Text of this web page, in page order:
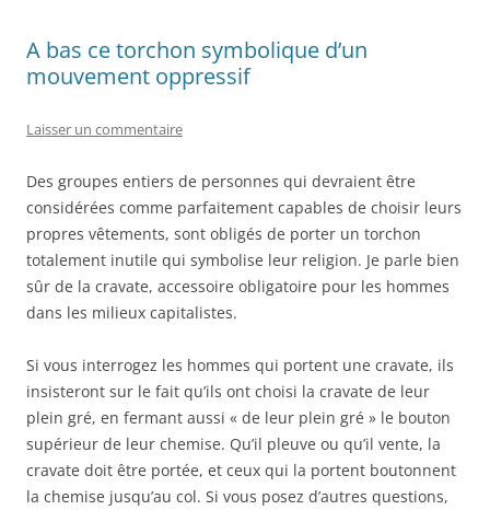
A bas ce torchon symbolique d’un
mouvement oppressif
Laisser un commentaire
Des groupes entiers de personnes qui devraient être
considérées comme parfaitement capables de choisir leurs
propres vêtements, sont obligés de porter un torchon
totalement inutile qui symbolise leur religion. Je parle bien
sûr de la cravate, accessoire obligatoire pour les hommes
dans les milieux capitalistes.
Si vous interrogez les hommes qui portent une cravate, ils
insisteront sur le fait qu’ils ont choisi la cravate de leur
plein gré, en fermant aussi « de leur plein gré » le bouton
supérieur de leur chemise. Qu’il pleuve ou qu’il vente, la
cravate doit être portée, et ceux qui la portent boutonnent
la chemise jusqu’au col. Si vous posez d’autres questions,